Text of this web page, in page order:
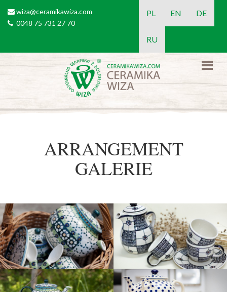
email
wiza@ceramikawiza.com
tel0048 75 731 27 70
PL EN DE
RU
ARRANGEMENT
GALERIE